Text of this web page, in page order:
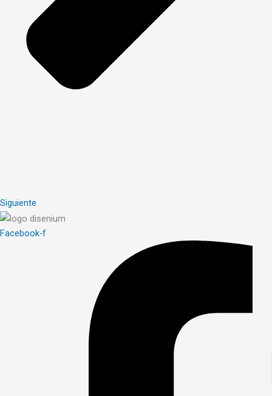
Siguiente
Facebook-f